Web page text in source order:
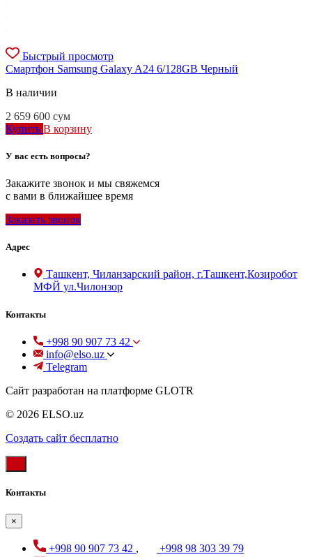
Быстрый просмотр
Смартфон Samsung Galaxy A24 6/128GB Черный
В наличии
2 659 600 сум
Купить В корзину
У вас есть вопросы?
Закажите звонок и мы свяжемся
с вами в ближайшее время
Заказать звонок
Адрес
Ташкент, Чиланзарский район, г.Ташкент,Козиробот
МФЙ ул.Чилонзор
Контакты
+998 90 907 73 42
info@elso.uz
Telegram
Сайт разработан на платформе GLOTR
© 2026 ELSO.uz
Создать cайт бесплатно
Контакты
×
+998 90 907 73 42 ,
+998 98 303 39 79